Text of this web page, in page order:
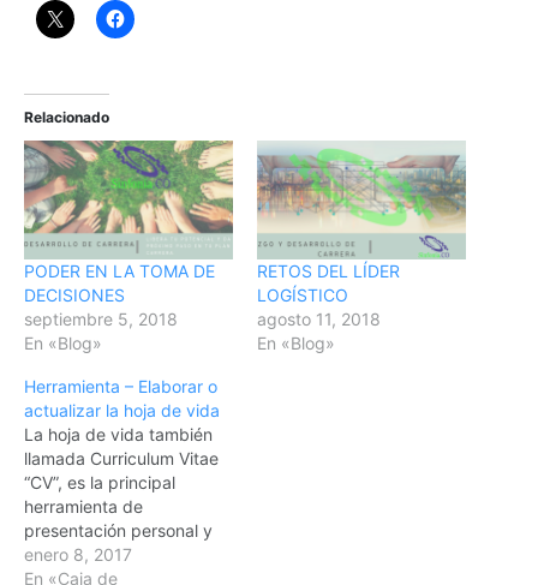
Relacionado
PODER EN LA TOMA DE
DECISIONES
septiembre 5, 2018
En «Blog»
RETOS DEL LÍDER
LOGÍSTICO
agosto 11, 2018
En «Blog»
Herramienta – Elaborar o
actualizar la hoja de vida
La hoja de vida también
llamada Curriculum Vitae
“CV”, es la principal
herramienta de
presentación personal y
profesional, uno de los
documentos más
enero 8, 2017
En «Caja de